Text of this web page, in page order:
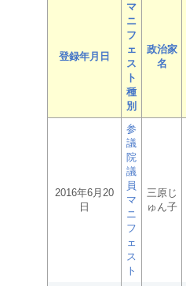
登録年月日
マ
ニ
フ
ェ
ス
ト
種
別
政治家
名
2016年6月20
日
参
議
院
議
員
マ
ニ
フ
ェ
ス
ト
三原じ
ゅん子